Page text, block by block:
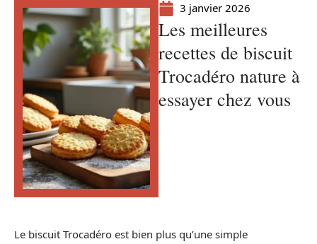
3 janvier 2026
Les meilleures
recettes de biscuit
Trocadéro nature à
essayer chez vous
Le biscuit Trocadéro est bien plus qu’une simple